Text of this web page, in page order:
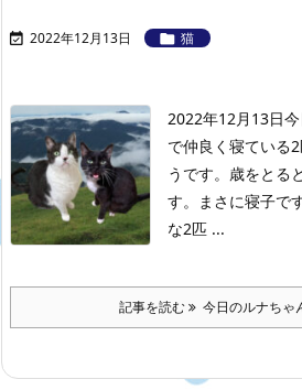
 2022年12月13日  猫
2022年12月13日
で仲良く寝ている2
うです。 歳をとる
す。 まさに寝子で
な2匹 ...
記事を読む 今日のルナちゃ